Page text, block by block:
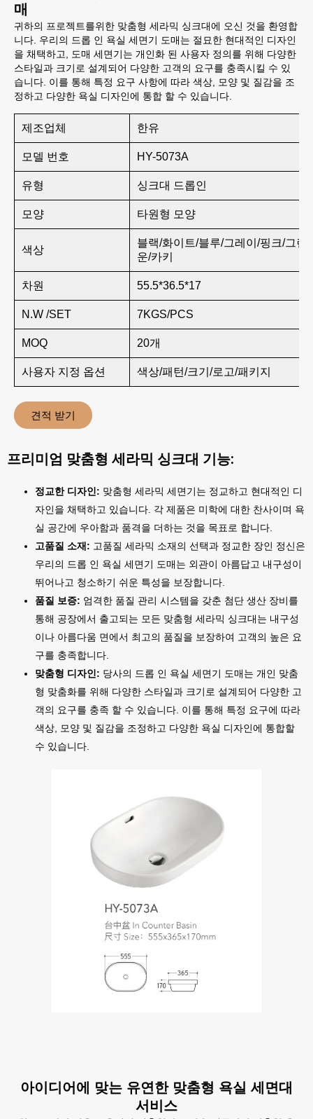
매
귀하의 프로젝트를위한 맞춤형 세라믹 싱크대에 오신 것을 환영합
니다. 우리의 드롭 인 욕실 세면기 도매는 절묘한 현대적인 디자인
을 채택하고, 도매 세면기는 개인화 된 사용자 정의를 위해 다양한
스타일과 크기로 설계되어 다양한 고객의 요구를 충족시킬 수 있
습니다. 이를 통해 특정 요구 사항에 따라 색상, 모양 및 질감을 조
정하고 다양한 욕실 디자인에 통합 할 수 있습니다.
제조업체 한유
모델 번호 HY-5073A
유형 싱크대 드롭인
모양 타원형 모양
색상
블랙/화이트/블루/그레이/핑크/그린/
운/카키
차원 55.5*36.5*17
N.W /SET 7KGS/PCS
MOQ 20개
사용자 지정 옵션 색상/패턴/크기/로고/패키지
견적 받기
프리미엄 맞춤형 세라믹 싱크대 기능:
정교한 디자인: 맞춤형 세라믹 세면기는 정교하고 현대적인 디
자인을 채택하고 있습니다. 각 제품은 미학에 대한 찬사이며 욕
실 공간에 우아함과 품격을 더하는 것을 목표로 합니다.
고품질 소재: 고품질 세라믹 소재의 선택과 정교한 장인 정신은
우리의 드롭 인 욕실 세면기 도매는 외관이 아름답고 내구성이
뛰어나고 청소하기 쉬운 특성을 보장합니다.
품질 보증: 엄격한 품질 관리 시스템을 갖춘 첨단 생산 장비를
통해 공장에서 출고되는 모든 맞춤형 세라믹 싱크대는 내구성
이나 아름다움 면에서 최고의 품질을 보장하여 고객의 높은 요
구를 충족합니다.
맞춤형 디자인: 당사의 드롭 인 욕실 세면기 도매는 개인 맞춤
형 맞춤화를 위해 다양한 스타일과 크기로 설계되어 다양한 고
객의 요구를 충족 할 수 있습니다. 이를 통해 특정 요구에 따라
색상, 모양 및 질감을 조정하고 다양한 욕실 디자인에 통합할
수 있습니다.
아이디어에 맞는 유연한 맞춤형 욕실 세면대
서비스